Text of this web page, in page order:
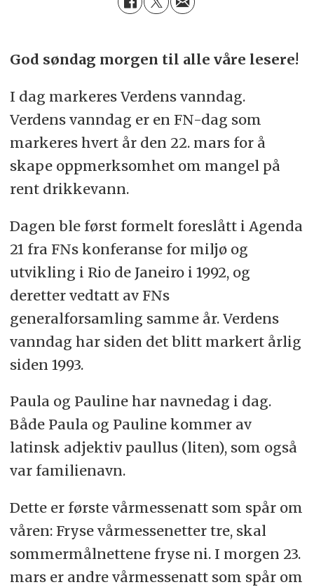
God søndag morgen til alle våre lesere!
I dag markeres Verdens vanndag.
Verdens vanndag er en FN-dag som
markeres hvert år den 22. mars for å
skape oppmerksomhet om mangel på
rent drikkevann.
Dagen ble først formelt foreslått i Agenda
21 fra FNs konferanse for miljø og
utvikling i Rio de Janeiro i 1992, og
deretter vedtatt av FNs
generalforsamling samme år. Verdens
vanndag har siden det blitt markert årlig
siden 1993.
Paula og Pauline har navnedag i dag.
Både Paula og Pauline kommer av
latinsk adjektiv paullus (liten), som også
var familienavn.
Dette er første vårmessenatt som spår om
våren: Fryse vårmessenetter tre, skal
sommermålnettene fryse ni. I morgen 23.
mars er andre vårmessenatt som spår om